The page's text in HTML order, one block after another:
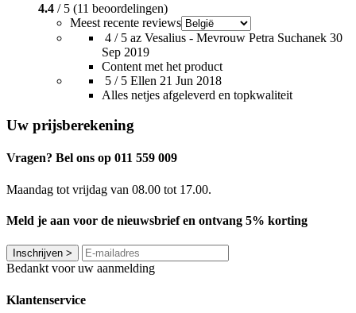
4.4 / 5 (11 beoordelingen)
Meest recente reviews
4 / 5 az Vesalius - Mevrouw Petra Suchanek 30
Sep 2019
Content met het product
5 / 5 Ellen 21 Jun 2018
Alles netjes afgeleverd en topkwaliteit
Uw prijsberekening
Vragen? Bel ons op 011 559 009
Maandag tot vrijdag van 08.00 tot 17.00.
Meld je aan voor de nieuwsbrief en ontvang 5% korting
Inschrijven >
Bedankt voor uw aanmelding
Klantenservice